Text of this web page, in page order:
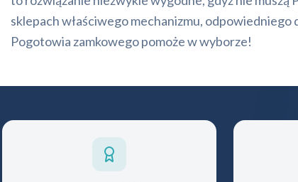
sklepach właściwego mechanizmu, odpowiedniego
Pogotowia zamkowego pomoże w wyborze!